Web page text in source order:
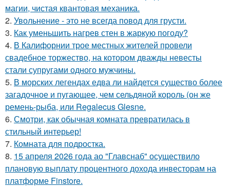
магии, чистая квантовая механика.
2. Увольнение - это не всегда повод для грусти.
3. Как уменьшить нагрев стен в жаркую погоду?
4. В Калифорнии трое местных жителей провели
свадебное торжество, на котором дважды невесты
стали супругами одного мужчины.
5. В морских легендах едва ли найдется существо более
загадочное и пугающее, чем сельдяной король (он же
ремень-рыба, или Regalecus Glesne.
6. Смотри, как обычная комната превратилась в
стильный интерьер!
7. Комната для подростка.
8. 15 апреля 2026 года ао "Главснаб" осуществило
плановую выплату процентного дохода инвесторам на
платформе Finstore.